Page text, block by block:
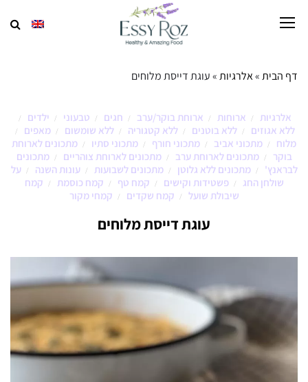
דף הבית»אלרגיות»עוגת דייסת מלוחים
אלרגיות / ארוחות / ארוחת בוקר/ערב / חגים / טבעוני / ילדים /
ללא אגוזים / ללא בוטנים / ללא קטגוריה / ללא שומשום / מאפים /
מלוח / מתכוני אביב / מתכוני חורף / מתכוני סתיו /
מתכונים לארוחת
בוקר
/ מתכונים לארוחת ערב / מתכונים לארוחת צוהריים /
מתכונים
לבראנץ'
/ מתכונים ללא גלוטן / מתכונים לשבועות / עונות השנה /
על
שולחן החג
/ פשטידות וקישים / קמח טף / קמח כוסמת /
קמח
שיבולת שועל
/ קמח שקדים / קמחי מקור
עוגת דייסת מלוחים